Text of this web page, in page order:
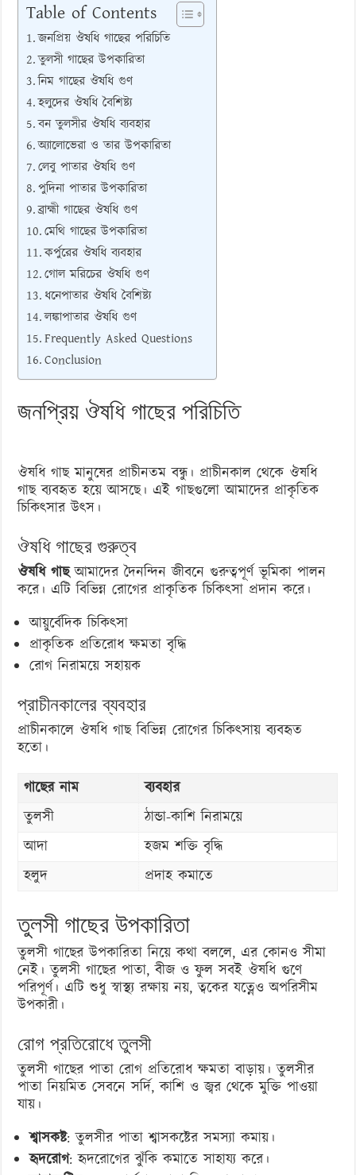
Table of Contents
জনপ্রিয় ঔষধি গাছের পরিচিতি
তুলসী গাছের উপকারিতা
নিম গাছের ঔষধি গুণ
হলুদের ঔষধি বৈশিষ্ট্য
বন তুলসীর ঔষধি ব্যবহার
অ্যালোভেরা ও তার উপকারিতা
লেবু পাতার ঔষধি গুণ
পুদিনা পাতার উপকারিতা
ব্রাহ্মী গাছের ঔষধি গুণ
মেথি গাছের উপকারিতা
কর্পুরের ঔষধি ব্যবহার
গোল মরিচের ঔষধি গুণ
ধনেপাতার ঔষধি বৈশিষ্ট্য
লঙ্কাপাতার ঔষধি গুণ
Frequently Asked Questions
Conclusion
জনপ্রিয় ঔষধি গাছের পরিচিতি
ঔষধি গাছ মানুষের প্রাচীনতম বন্ধু। প্রাচীনকাল থেকে ঔষধি
গাছ ব্যবহৃত হয়ে আসছে। এই গাছগুলো আমাদের প্রাকৃতিক
চিকিৎসার উৎস।
ঔষধি গাছের গুরুত্ব
ঔষধি গাছআমাদের দৈনন্দিন জীবনে গুরুত্বপূর্ণ ভূমিকা পালন
করে। এটি বিভিন্ন রোগের প্রাকৃতিক চিকিৎসা প্রদান করে।
আয়ুর্বেদিক চিকিৎসা
প্রাকৃতিক প্রতিরোধ ক্ষমতা বৃদ্ধি
রোগ নিরাময়ে সহায়ক
প্রাচীনকালের ব্যবহার
প্রাচীনকালে ঔষধি গাছ বিভিন্ন রোগের চিকিৎসায় ব্যবহৃত
হতো।
গাছের নাম
ব্যবহার
তুলসী
ঠান্ডা-কাশি নিরাময়ে
আদা
হজম শক্তি বৃদ্ধি
হলুদ
প্রদাহ কমাতে
তুলসী গাছের উপকারিতা
তুলসী গাছের উপকারিতা নিয়ে কথা বললে, এর কোনও সীমা
নেই। তুলসী গাছের পাতা, বীজ ও ফুল সবই ঔষধি গুণে
পরিপূর্ণ। এটি শুধু স্বাস্থ্য রক্ষায় নয়, ত্বকের যত্নেও অপরিসীম
উপকারী।
রোগ প্রতিরোধে তুলসী
তুলসী গাছের পাতা রোগ প্রতিরোধ ক্ষমতা বাড়ায়। তুলসীর
পাতা নিয়মিত সেবনে সর্দি, কাশি ও জ্বর থেকে মুক্তি পাওয়া
যায়।
শ্বাসকষ্ট: তুলসীর পাতা শ্বাসকষ্টের সমস্যা কমায়।
হৃদরোগ: হৃদরোগের ঝুঁকি কমাতে সাহায্য করে।